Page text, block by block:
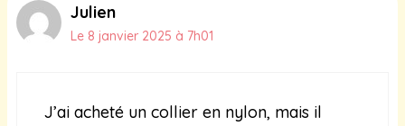
Julien
Le 8 janvier 2025 à 7h01
J’ai acheté un collier en nylon, mais il